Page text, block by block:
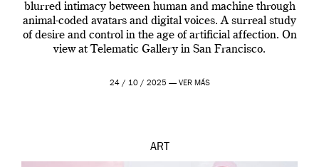
blurred intimacy between human and machine through
animal-coded avatars and digital voices. A surreal study
of desire and control in the age of artificial affection. On
view at Telematic Gallery in San Francisco.
24 / 10 / 2025 — VER MÁS
ART